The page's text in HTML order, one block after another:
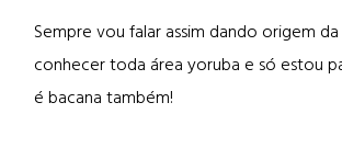
Sempre vou falar assim dando origem
conhecer toda área yoruba e só estou
é bacana também!